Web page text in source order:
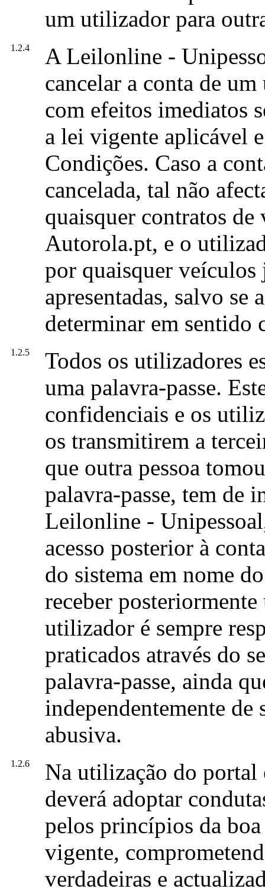
um utilizador para
1.2.4
A Leilonline -
cancelar a conta de
com efeitos imediatos
a lei vigente aplicável
Condições. Caso a
cancelada, tal não
quaisquer contratos
Autorola.pt, e o
por quaisquer veículos
apresentadas, salvo
determinar em sentido
1.2.5
Todos os utilizadores
uma palavra-passe.
confidenciais e os
os transmitirem a
que outra pessoa
palavra-passe, tem de
Leilonline -
acesso posterior à
do sistema em nome
receber
utilizador é sempre
praticados através do
palavra-passe, ainda
independentemente
abusiva.
1.2.6
Na utilização do
deverá adoptar
pelos princípios da
vigente,
verdadeiras e